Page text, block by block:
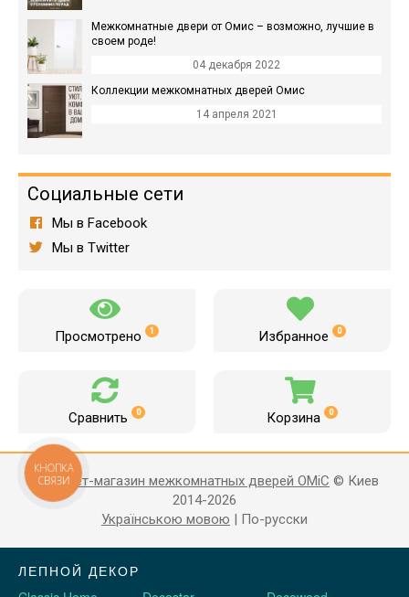
Межкомнатные двери от Омис – возможно, лучшие в
своем роде!
04 декабря 2022
Коллекции межкомнатных дверей Омис
14 апреля 2021
Социальные сети
Мы в Facebook
Мы в Twitter
Просмотрено 1 Избранное 0
Сравнить 0 Корзина 0
Интернет-магазин межкомнатных дверей OMiC © Киев
2014-2026
Українською мовою | По-русски
ЛЕПНОЙ ДЕКОР
КНОПКА
СВЯЗИ